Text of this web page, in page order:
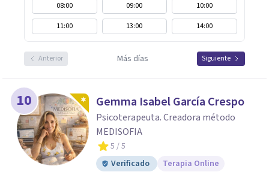
08:00 09:00
10:00
11:00
13:00 14:00
Anterior Más días Siguiente
10 Gemma Isabel García Crespo
Psicoterapeuta. Creadora método
MEDISOFIA
5 / 5
Verificado
Terapia Online